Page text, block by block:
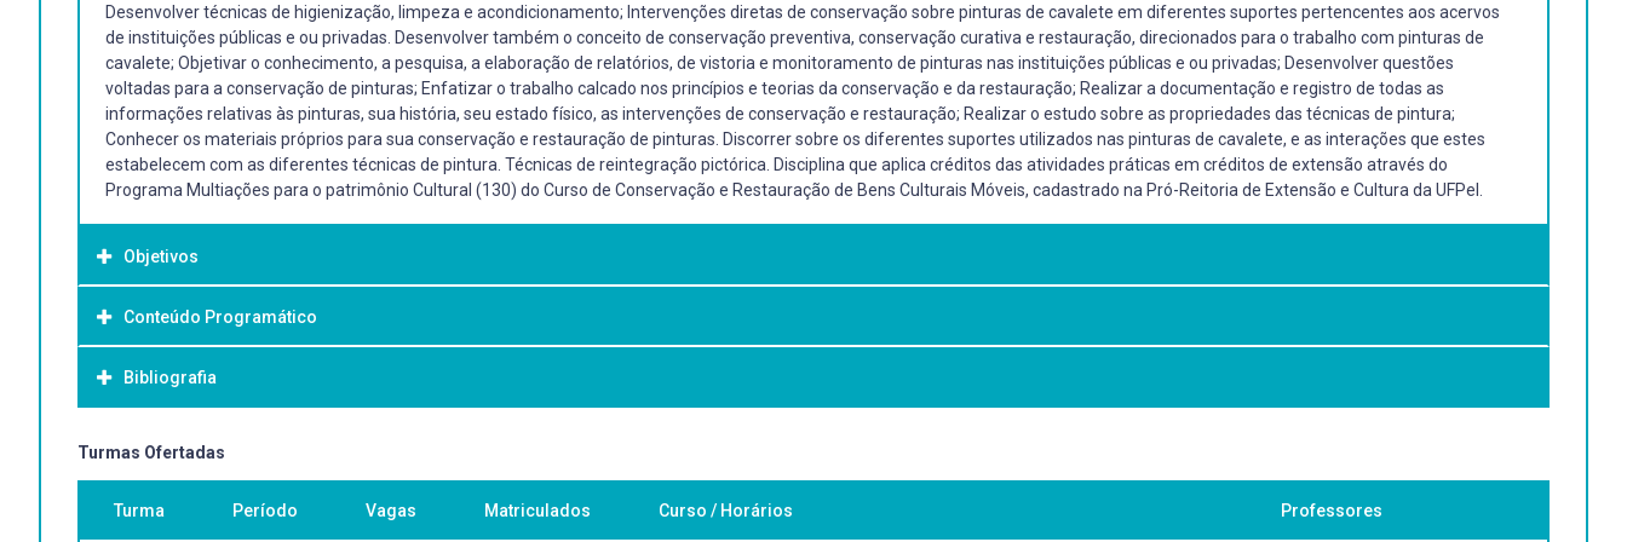
Desenvolver técnicas de higienização, limpeza e acondicionamento; Intervenções diretas de conservação sobre pinturas de cavalete em diferentes suportes pertencentes aos acervos
de instituições públicas e ou privadas. Desenvolver também o conceito de conservação preventiva, conservação curativa e restauração, direcionados para o trabalho com pinturas de
cavalete; Objetivar o conhecimento, a pesquisa, a elaboração de relatórios, de vistoria e monitoramento de pinturas nas instituições públicas e ou privadas; Desenvolver questões
voltadas para a conservação de pinturas; Enfatizar o trabalho calcado nos princípios e teorias da conservação e da restauração; Realizar a documentação e registro de todas as
informações relativas às pinturas, sua história, seu estado físico, as intervenções de conservação e restauração; Realizar o estudo sobre as propriedades das técnicas de pintura;
Conhecer os materiais próprios para sua conservação e restauração de pinturas. Discorrer sobre os diferentes suportes utilizados nas pinturas de cavalete, e as interações que estes
estabelecem com as diferentes técnicas de pintura. Técnicas de reintegração pictórica. Disciplina que aplica créditos das atividades práticas em créditos de extensão através do
Programa Multiações para o patrimônio Cultural (130) do Curso de Conservação e Restauração de Bens Culturais Móveis, cadastrado na Pró-Reitoria de Extensão e Cultura da UFPel.
Objetivos
Objetivo Geral:
Desenvolver no aluno o conhecimento de técnicas relacionadas conservação e restauração de pinturas.
Conteúdo Programático
Bibliografia
Bibliografia Básica:
BALDINI, Umberto. Teoría de la restauración y unidadmetodológica v.1. Madrid: NEREA, c1978, 2002.(702.88 B177t) BALDINI, Umberto. Teoría de la restauración y unidad metodológica v.2.
Madrid: NEREA, c1998, 1998. (702.88 B177t) BRANDI, Cesare. Teoria da restauração. São Paulo: Artes e Ofícios, 2008. (720.28 B818t) CALVO, Ana. Conservación y restauración de pintura
sobre lienzo. Barcelona: Serbal, 2002.(751.6 C169c) CALVO, Ana. Conservacion y restauracion: materiales, tecnicas y procedimientos de la A ala Z. 3. ed. Barcelona: EdicionesdelSerbal,
Turmas Ofertadas
Turma Período Vagas Matriculados Curso / Horários Professores